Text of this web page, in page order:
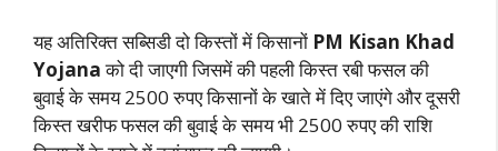
यह अतिरिक्त सब्सिडी दो किस्तों में किसानों PM Kisan Khad
Yojanaको दी जाएगी जिसमें की पहली किस्त रबी फसल की
बुवाई के समय 2500 रुपए किसानों के खाते में दिए जाएंगे और दूसरी
किस्त खरीफ फसल की बुवाई के समय भी 2500 रुपए की राशि